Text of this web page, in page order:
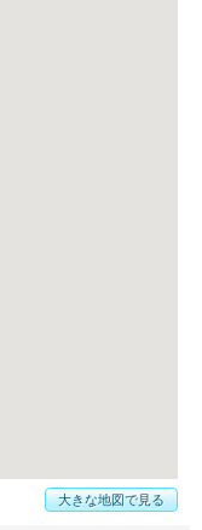
大きな地図で見る